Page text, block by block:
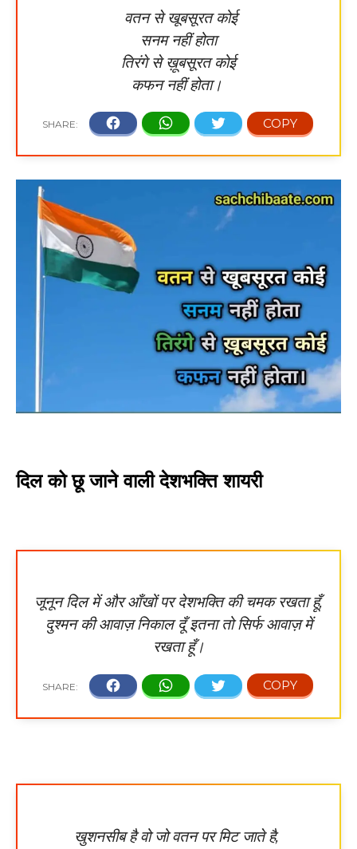
वतन से खूबसूरत कोई
सनम नहीं होता
तिरंगे से ख़ूबसूरत कोई
कफन नहीं होता।
दिल को छू जाने वाली देशभक्ति शायरी
जूनून दिल में और आँखों पर देशभक्ति की चमक रखता हूँ,
दुश्मन की आवाज़ निकाल दूँ इतना तो सिर्फ आवाज़ में
रखता हूँ।
खुशनसीब है वो जो वतन पर मिट जाते है,